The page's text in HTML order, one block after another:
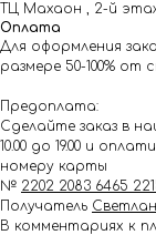
ТЦ Махаон , 2-й
Оплата
Для оформления
размере 50-100% от
Предоплата:
Сделайте заказ в
10.00 до 19.00 и
номеру карты
№ 2202 2083 6465
Получатель
В комментариях к